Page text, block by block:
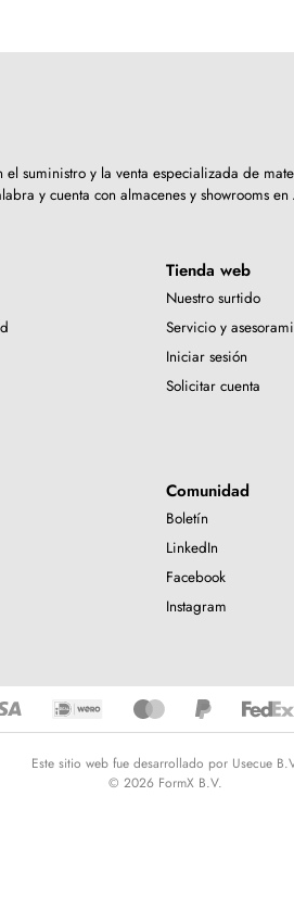
el suministro y la venta especializada de
y cuenta con almacenes y showrooms
Tienda web
Nuestro surtido
Servicio y
Iniciar sesión
Solicitar cuenta
Comunidad
Boletín
LinkedIn
Facebook
Instagram
Este sitio web fue desarrollado por Usecue
© 2026 FormX B.V.